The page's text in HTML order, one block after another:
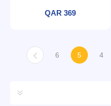
QAR 369
4
5
6